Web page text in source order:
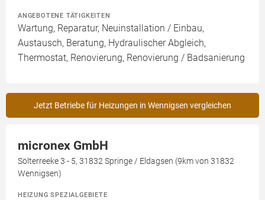
ANGEBOTENE TÄTIGKEITEN
Wartung, Reparatur, Neuinstallation / Einbau,
Austausch, Beratung, Hydraulischer Abgleich,
Thermostat, Renovierung, Renovierung / Badsanierung
Jetzt Betriebe für Heizungen in Wennigsen vergleichen
micronex GmbH
Sölterreeke 3 - 5, 31832 Springe / Eldagsen (9km von 31832
Wennigsen)
HEIZUNG SPEZIALGEBIETE